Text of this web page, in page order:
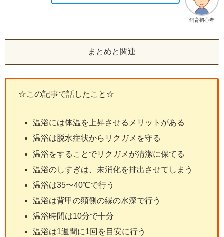
飼育初心者
まとめと関連
☆この記事で話したこと☆
温浴には体温を上昇させるメリットがある
温浴は脱水症状からリクガメを守る
温浴をすることでリクガメが清潔に保てる
温浴のしすぎは、未消化を排出させてしまう
温浴は35〜40℃で行う
温浴は背甲の頭側の縁の水深で行う
温浴時間は10分で十分
温浴は1週間に1回を目安に行う